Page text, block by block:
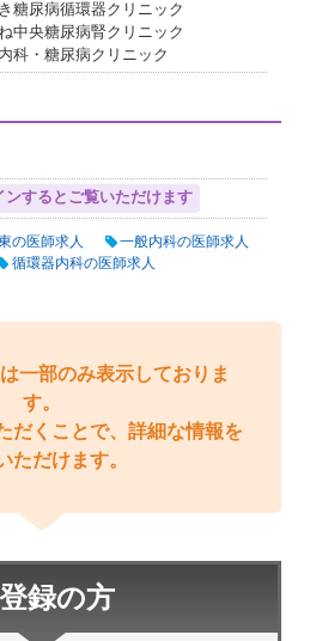
糖尿病循環器クリニック
中央糖尿病腎クリニック
科・糖尿病クリニック
ンするとご覧いただけます
の医師求人
一般内科の医師求人
循環器内科の医師求人
一部のみ表示しておりま
す。
だくことで、詳細な情報を
ただけます。
録の方